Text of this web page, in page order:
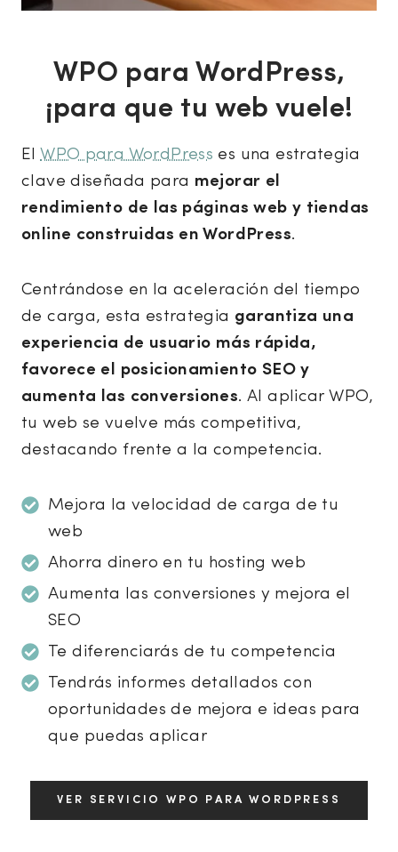
WPO para WordPress,
¡para que tu web vuele!
El WPO para WordPress es una estrategia
clave diseñada para mejorar el
rendimiento de las páginas web y tiendas
online construidas en WordPress.
Centrándose en la aceleración del tiempo
de carga, esta estrategia garantiza una
experiencia de usuario más rápida,
favorece el posicionamiento SEO y
aumenta las conversiones. Al aplicar WPO,
tu web se vuelve más competitiva,
destacando frente a la competencia.
Mejora la velocidad de carga de tu
web
Ahorra dinero en tu hosting web
Aumenta las conversiones y mejora el
SEO
Te diferenciarás de tu competencia
Tendrás informes detallados con
oportunidades de mejora e ideas para
que puedas aplicar
VER SERVICIO WPO PARA WORDPRESS